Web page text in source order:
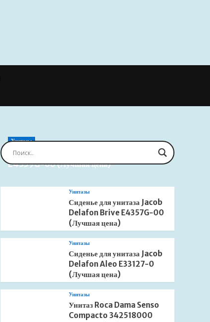
Унитазы
Сиденье для унитаза Jacob Delafon Brive
E4359G-00 (Лучшая цена)
Унитазы
Сиденье для унитаза Jacob
Delafon Brive E4357G-00
(Лучшая цена)
Унитазы
Сиденье для унитаза Jacob
Delafon Aleo E33127-0
(Лучшая цена)
Унитазы
Унитаз Roca Dama Senso
Compacto 342518000